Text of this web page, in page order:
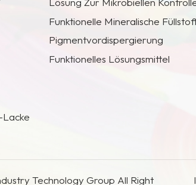
Funktionelle Mineralische
Pigmentvordispergierung
Funktionelles Lösungsmittel
Technology Group All Right